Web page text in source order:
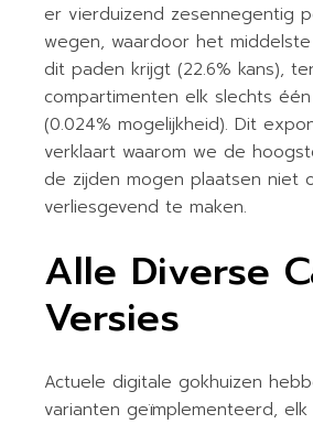
er vierduizend zesennegentig
wegen, waardoor het
dit paden krijgt (22.6% kans),
compartimenten elk slechts
(0.024% mogelijkheid). Dit
verklaart waarom we de
de zijden mogen plaatsen niet
verliesgevend te maken.
Alle Diverse
Versies
Actuele digitale gokhuizen
varianten geïmplementeerd,